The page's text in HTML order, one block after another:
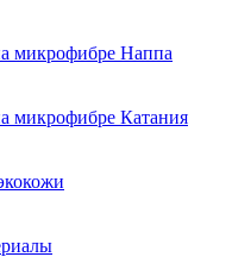
микрофибре Наппа
микрофибре Катания